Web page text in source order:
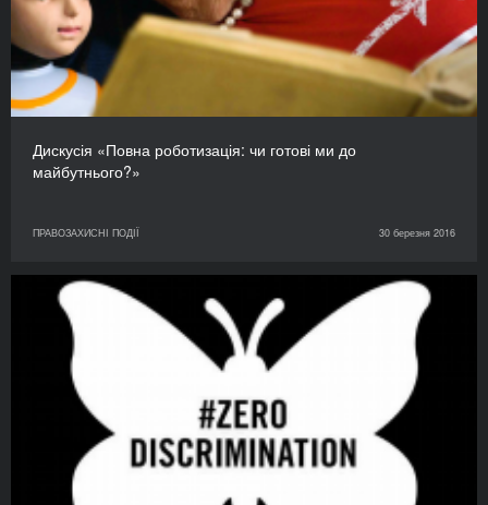
Дискусія «Повна роботизація: чи готові ми до
майбутнього?»
ПРАВОЗАХИСНІ ПОДІЇ 30 березня 2016